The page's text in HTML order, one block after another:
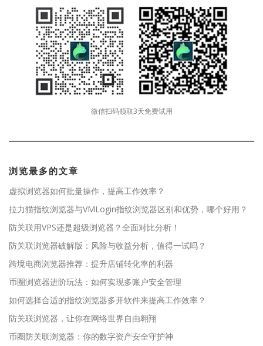
微信扫码领取3天免费试用
浏览最多的文章
虚拟浏览器如何批量操作，提高工作效率？
拉力猫指纹浏览器与VMLogin指纹浏览器区别和优势，哪个好用？
防关联用VPS还是超级浏览器？全面对比分析！
防关联浏览器破解版：风险与收益分析，值得一试吗？
跨境电商浏览器推荐：提升店铺转化率的利器
币圈浏览器进阶玩法：如何实现多账户安全管理
如何选择合适的指纹浏览器多开软件来提高工作效率？
防关联浏览器，让你在网络世界自由翱翔
币圈防关联浏览器：你的数字资产安全守护神